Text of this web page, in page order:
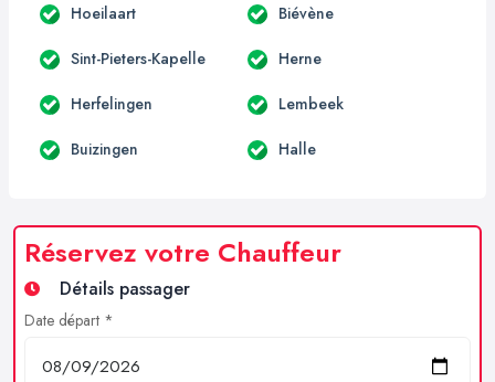
Hoeilaart Biévène
Sint-Pieters-Kapelle Herne
Herfelingen Lembeek
Buizingen Halle
Réservez votre Chauffeur
Détails passager
Date départ *